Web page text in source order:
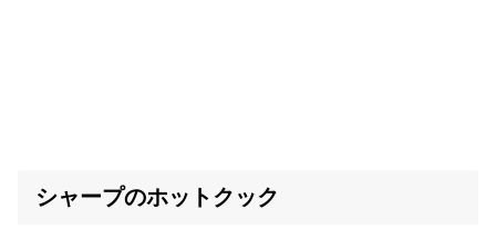
シャープのホットクック